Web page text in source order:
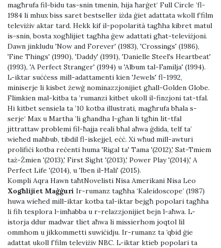
magħrufa fil-bidu tas-snin tmenin, hija ħarġet‘ Full Circle ’fl-
1984 li mhux biss saret bestseller iżda ġiet adattata wkoll f’film
televiżiv aktar tard. Hekk kif il-popolarità tagħha kibret matul
is-snin, bosta xogħlijiet tagħha ġew adattati għat-televiżjoni.
Dawn jinkludu 'Now and Forever' (1983), 'Crossings' (1986),
'Fine Things' (1990), 'Daddy' (1991), 'Danielle Steel's Heartbeat'
(1993), 'A Perfect Stranger' (1994) u 'Album tal-Familja' (1994).
L-iktar suċċess mill-adattamenti kien 'Jewels' fl-1992,
miniserje li kisbet żewġ nominazzjonijiet għall-Golden Globe.
Flimkien mal-kitba ta ’rumanzi kitbet ukoll il-finzjoni tat-tfal.
Hi kitbet sensiela ta ’10 kotba illustrati, magħrufa bħala s-
serje‘ Max u Martha ’li għandha l-għan li tgħin lit-tfal
jittrattaw problemi fil-ħajja reali bħal aħwa ġdida, telf ta’
wieħed maħbub, tibdil fl-iskejjel, eċċ. Xi wħud mill-awturi
prolifiċi kotba reċenti huma 'Rigal ta' Tama '(2012),' Sat-Tmiem
taż-Żmien '(2013),' First Sight '(2013),' Power Play '(2014),' A
Perfect Life '(2014), u 'Iben il-Ħali' (2015).
Kompli Aqra Hawn taħtNovelisti Nisa Amerikani Nisa Leo
Xogħlijiet Maġġuri Ir-rumanz tagħha ‘Kaleidoscope’ (1987)
huwa wieħed mill-iktar kotba tal-iktar bejgħ popolari tagħha
li fih tesplora l-imħabba u r-relazzjonijiet bejn l-aħwa. L-
istorja ddur madwar tliet aħwa li missierhom joqtol lil
ommhom u jikkommetti suwiċidju. Ir-rumanz ta ’qbid ġie
adattat ukoll f’film televiżiv NBC. L-iktar ktieb popolari ta